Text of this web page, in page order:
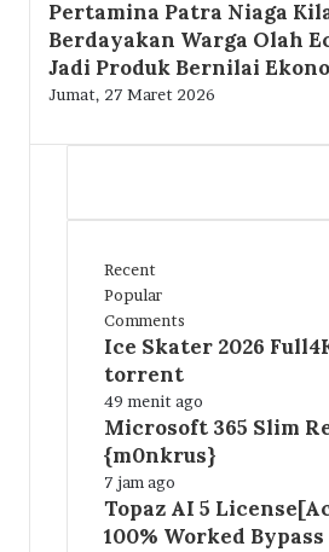
Pertamina Patra Niaga
Berdayakan Warga Olah
Jadi Produk Bernilai
Jumat, 27 Maret 2026
Recent
Popular
Comments
Ice Skater 2026
torrent
49 menit ago
Microsoft 365 Slim
{m0nkrus}
7 jam ago
Topaz AI 5
100% Worked Bypass